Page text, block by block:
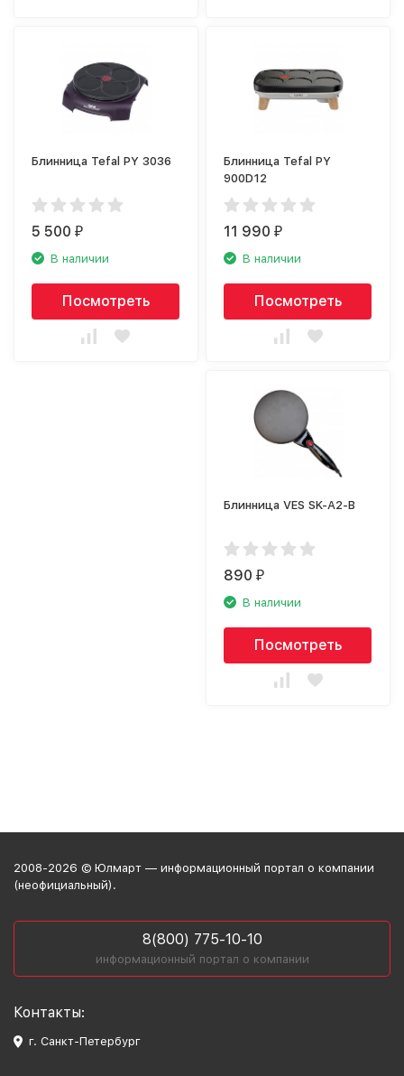
Блинница Tefal PY 3036
5 500₽
В наличии
Посмотреть
Блинница Tefal PY
900D12
11 990₽
В наличии
Посмотреть
Блинница VES SK-A2-B
890₽
В наличии
Посмотреть
2008-2026 © Юлмарт — информационный портал о компании
(неофициальный).
8(800) 775-10-10
информационный портал о компании
Контакты:
г. Санкт-Петербург